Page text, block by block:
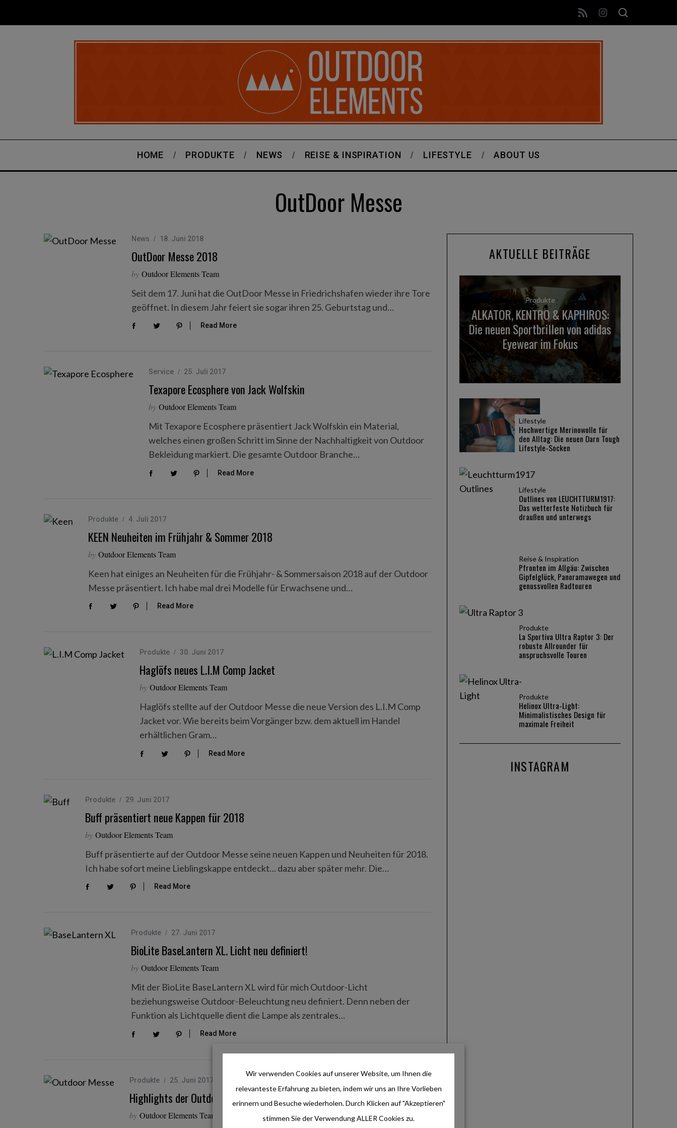
HOME PRODUKTE NEWS REISE & INSPIRATION LIFESTYLE ABOUT US
OutDoor Messe
News 18. Juni 2018
OutDoor Messe 2018
by Outdoor Elements Team
Seit dem 17. Juni hat die OutDoor Messe in Friedrichshafen wieder ihre Tore
geöffnet. In diesem Jahr feiert sie sogar ihren 25. Geburtstag und…
Read More
Service 25. Juli 2017
Texapore Ecosphere von Jack Wolfskin
by Outdoor Elements Team
Mit Texapore Ecosphere präsentiert Jack Wolfskin ein Material,
welches einen großen Schritt im Sinne der Nachhaltigkeit von Outdoor
Bekleidung markiert. Die gesamte Outdoor Branche…
Read More
Produkte 4. Juli 2017
KEEN Neuheiten im Frühjahr & Sommer 2018
by Outdoor Elements Team
Keen hat einiges an Neuheiten für die Frühjahr- & Sommersaison 2018 auf der Outdoor
Messe präsentiert. Ich habe mal drei Modelle für Erwachsene und…
Read More
Produkte 30. Juni 2017
Haglöfs neues L.I.M Comp Jacket
by Outdoor Elements Team
Haglöfs stellte auf der Outdoor Messe die neue Version des L.I.M Comp
Jacket vor. Wie bereits beim Vorgänger bzw. dem aktuell im Handel
erhältlichen Gram…
Read More
Produkte 29. Juni 2017
Buff präsentiert neue Kappen für 2018
by Outdoor Elements Team
Buff präsentierte auf der Outdoor Messe seine neuen Kappen und Neuheiten für 2018.
Ich habe sofort meine Lieblingskappe entdeckt… dazu aber später mehr. Die…
Read More
Produkte 27. Juni 2017
BioLite BaseLantern XL. Licht neu definiert!
by Outdoor Elements Team
Mit der BioLite BaseLantern XL wird für mich Outdoor-Licht
beziehungsweise Outdoor-Beleuchtung neu definiert. Denn neben der
Funktion als Lichtquelle dient die Lampe als zentrales…
Read More
Produkte 25. Juni 2017
Highlights der Outdoor Messe 2017
by Outdoor Elements Team
AKTUELLE BEITRÄGE
Produkte
ALKATOR, KENTRO & KAPHIROS:
Die neuen Sportbrillen von adidas
Eyewear im Fokus
Lifestyle
Hochwertige Merinowolle für
den Alltag: Die neuen Darn Tough
Lifestyle-Socken
Lifestyle
Outlines von LEUCHTTURM1917:
Das wetterfeste Notizbuch für
draußen und unterwegs
Reise & Inspiration
Pfronten im Allgäu: Zwischen
Gipfelglück, Panoramawegen und
genussvollen Radtouren
Produkte
La Sportiva Ultra Raptor 3: Der
robuste Allrounder für
anspruchsvolle Touren
Produkte
Helinox Ultra-Light:
Minimalistisches Design für
maximale Freiheit
INSTAGRAM
Wir verwenden Cookies auf unserer Website, um Ihnen die
relevanteste Erfahrung zu bieten, indem wir uns an Ihre Vorlieben
erinnern und Besuche wiederholen. Durch Klicken auf "Akzeptieren"
stimmen Sie der Verwendung ALLER Cookies zu.